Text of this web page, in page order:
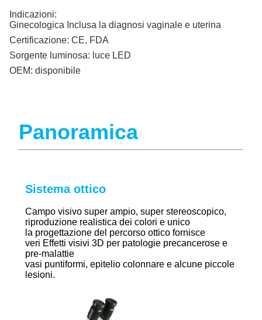
Indicazioni:
Ginecologica Inclusa la diagnosi vaginale e uterina
Certificazione: CE, FDA
Sorgente luminosa: luce LED
OEM: disponibile
Panoramica
Sistema ottico
Campo visivo super ampio, super stereoscopico,
riproduzione realistica dei colori e unico
la progettazione del percorso ottico fornisce
veri Effetti visivi 3D per patologie precancerose e
pre-malattie
vasi puntiformi, epitelio colonnare e alcune piccole
lesioni.